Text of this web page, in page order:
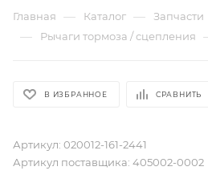
Главная — Каталог — Запчасти
— Рычаги тормоза / сцепления
В ИЗБРАННОЕ СРАВНИТЬ
Артикул: 020012-161-2441
Артикул поставщика: 405002-0002